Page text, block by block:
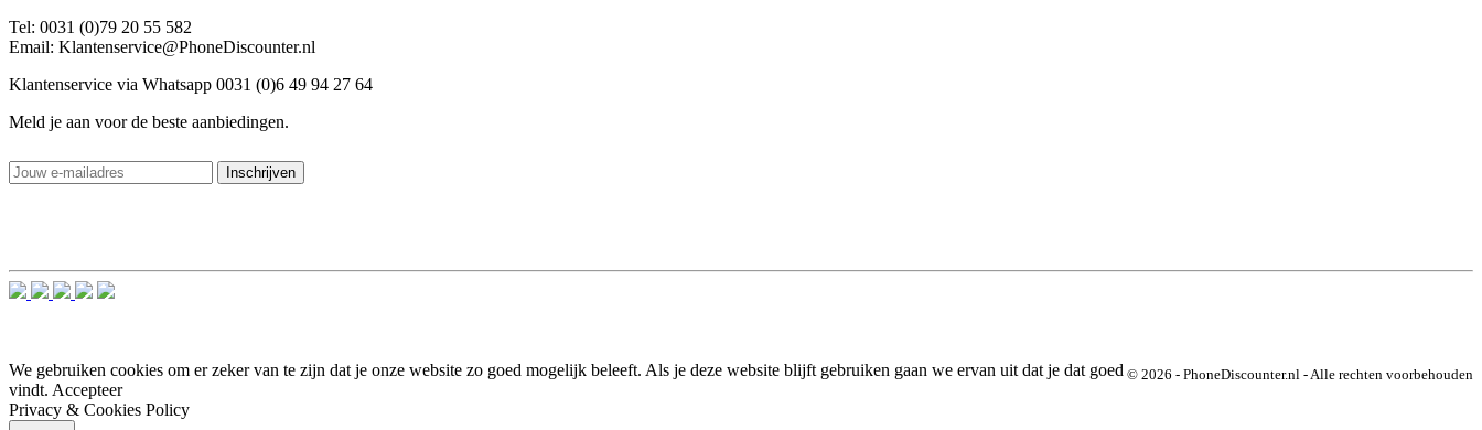
Tel: 0031 (0)79 20 55 582
Email: Klantenservice@PhoneDiscounter.nl
Klantenservice via Whatsapp 0031 (0)6 49 94 27 64
Meld je aan voor de beste aanbiedingen.
© 2026 - PhoneDiscounter.nl - Alle rechten voorbehouden
We gebruiken cookies om er zeker van te zijn dat je onze website zo goed mogelijk beleeft. Als je deze website blijft gebruiken gaan we ervan uit dat je dat goed
vindt. Accepteer
Privacy & Cookies Policy